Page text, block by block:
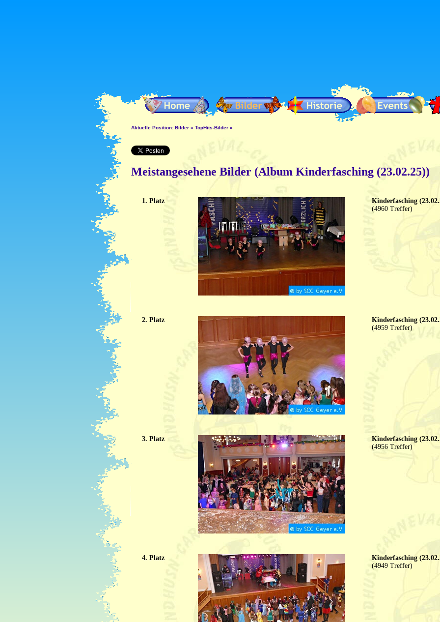
Aktuelle Position: Bilder » TopHits-Bilder »
Meistangesehene Bilder (Album Kinderfasching (23.02.25))
1. Platz
Kinderfasching
(4960 Treffer)
2. Platz
Kinderfasching
(4959 Treffer)
3. Platz
Kinderfasching
(4956 Treffer)
4. Platz
Kinderfasching
(4949 Treffer)